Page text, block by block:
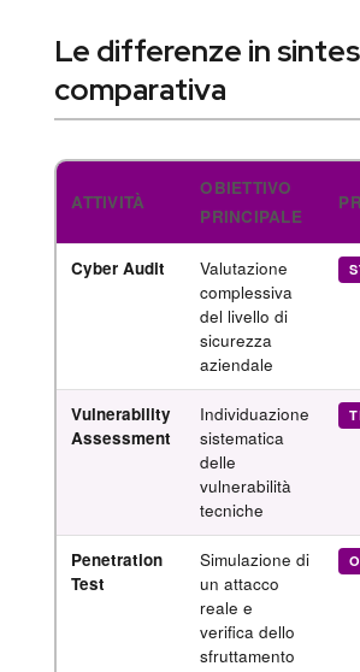
Le differenze in
comparativa
ATTIVITÀ
OBIETTIVO
PRINCIPALE
Cyber Audit
Valutazione
complessiva
del livello di
sicurezza
aziendale
Vulnerability
Assessment
Individuazione
sistematica
delle
vulnerabilità
tecniche
Penetration
Test
Simulazione di
un attacco
reale e
verifica dello
sfruttamento